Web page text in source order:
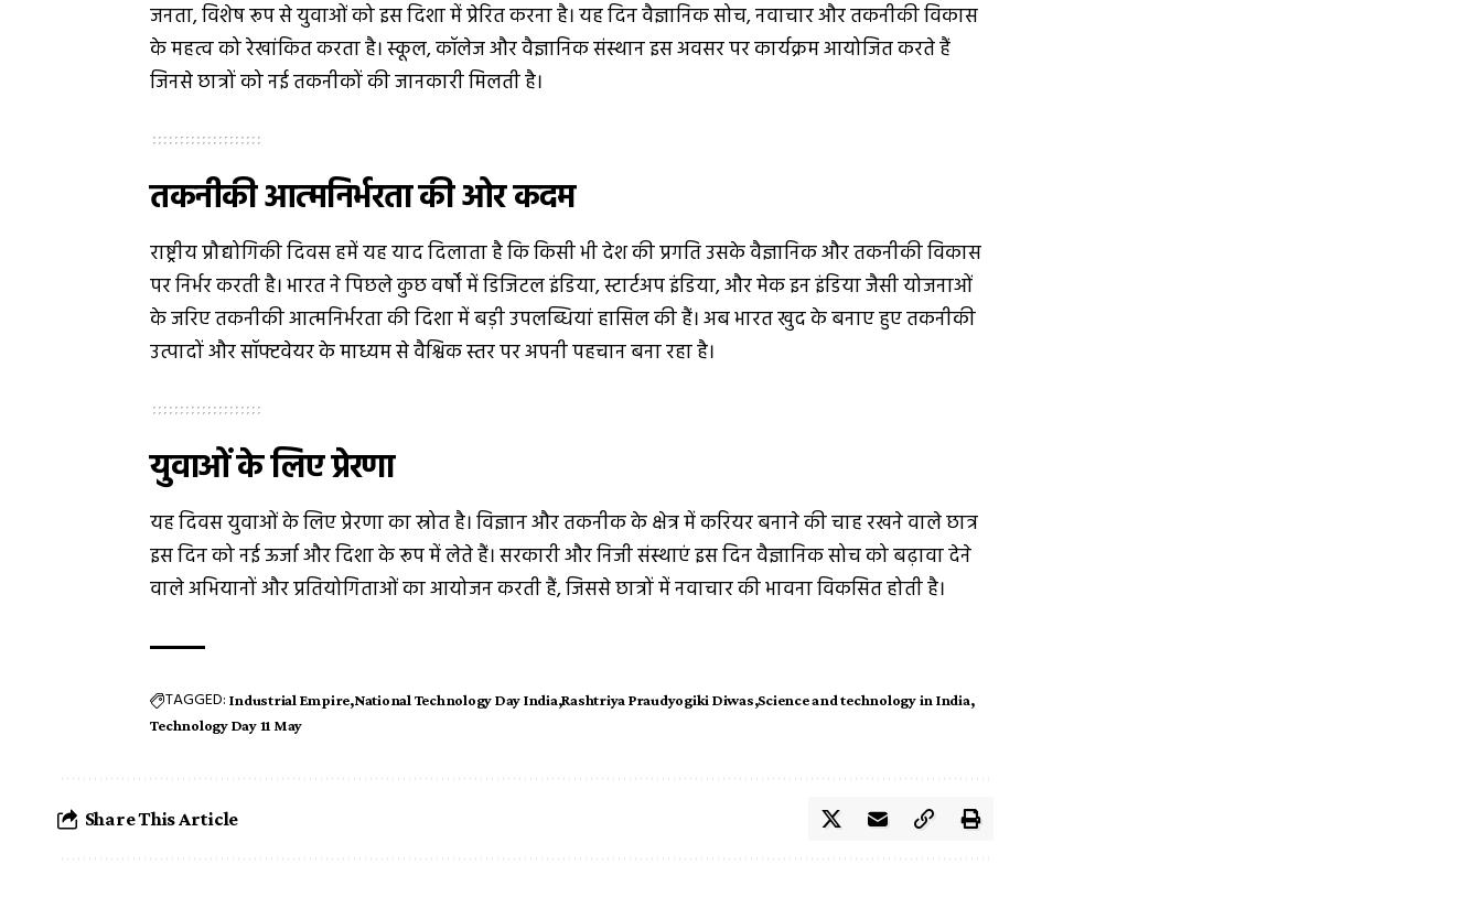
जनता, विशेष रूप से युवाओं को इस दिशा में प्रेरित करना है। यह दिन वैज्ञानिक सोच, नवाचार और तकनीकी विकास
के महत्व को रेखांकित करता है। स्कूल, कॉलेज और वैज्ञानिक संस्थान इस अवसर पर कार्यक्रम आयोजित करते हैं
जिनसे छात्रों को नई तकनीकों की जानकारी मिलती है।
तकनीकी आत्मनिर्भरता की ओर कदम
राष्ट्रीय प्रौद्योगिकी दिवस हमें यह याद दिलाता है कि किसी भी देश की प्रगति उसके वैज्ञानिक और तकनीकी विकास
पर निर्भर करती है। भारत ने पिछले कुछ वर्षों में डिजिटल इंडिया, स्टार्टअप इंडिया, और मेक इन इंडिया जैसी योजनाओं
के जरिए तकनीकी आत्मनिर्भरता की दिशा में बड़ी उपलब्धियां हासिल की हैं। अब भारत खुद के बनाए हुए तकनीकी
उत्पादों और सॉफ्टवेयर के माध्यम से वैश्विक स्तर पर अपनी पहचान बना रहा है।
युवाओं के लिए प्रेरणा
यह दिवस युवाओं के लिए प्रेरणा का स्रोत है। विज्ञान और तकनीक के क्षेत्र में करियर बनाने की चाह रखने वाले छात्र
इस दिन को नई ऊर्जा और दिशा के रूप में लेते हैं। सरकारी और निजी संस्थाएं इस दिन वैज्ञानिक सोच को बढ़ावा देने
वाले अभियानों और प्रतियोगिताओं का आयोजन करती हैं, जिससे छात्रों में नवाचार की भावना विकसित होती है।
TAGGED: Industrial Empire National Technology Day India Rashtriya Praudyogiki Diwas Science and technology in India
Technology Day 11 May
Share This Article